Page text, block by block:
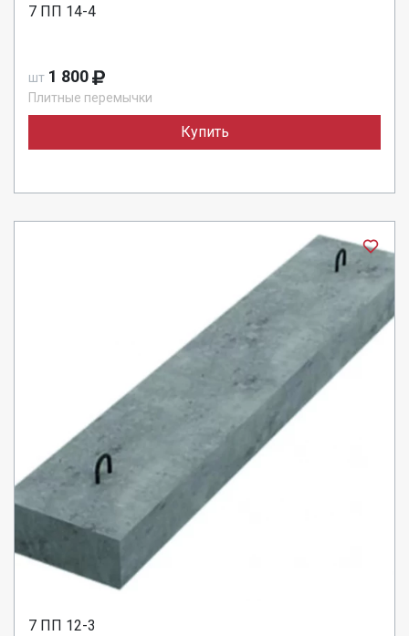
7 ПП 14-4
шт 1 800
Плитные перемычки
Купить
7 ПП 12-3